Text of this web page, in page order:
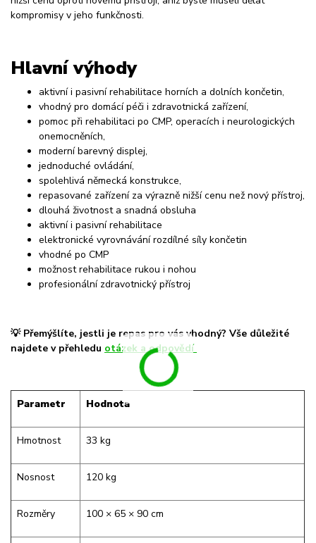
kompromisy v jeho funkčnosti.
Hlavní výhody
aktivní i pasivní rehabilitace horních a dolních končetin,
vhodný pro domácí péči i zdravotnická zařízení,
pomoc při rehabilitaci po CMP, operacích i neurologických
onemocněních,
moderní barevný displej,
jednoduché ovládání,
spolehlivá německá konstrukce,
repasované zařízení za výrazně nižší cenu než nový přístroj,
dlouhá životnost a snadná obsluha
aktivní i pasivní rehabilitace
elektronické vyrovnávání rozdílné síly končetin
vhodné po CMP
možnost rehabilitace rukou i nohou
profesionální zdravotnický přístroj
💡 Přemýšlíte, jestli je repas pro vás vhodný? Vše důležité
najdete v přehledu otázek a odpovědí
Parametr Hodnota
Hmotnost 33 kg
Nosnost 120 kg
Rozměry 100 × 65 × 90 cm